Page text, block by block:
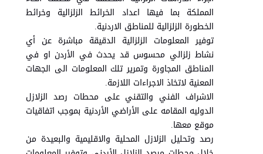
المملكة بما فيها اعداد الخرائط الزلزالية وخرائط
الخطورة الزلزالية للمناطق الاردنية.
توفير المعلومات الزلزالية الدقيقة مباشرة عن أي
نشاط زلزالي محسوس قد يحدث في الأردن او في
المناطق المجاورة وتمرير تلك المعلومات الى الجهات
المعنية لاتخاذ الاجراءات اللازمة.
الاشراف الفني والتقني على محطات رصد الزلازل
الدوليه المقامه على الأراضي الأردنية بموجب اتفاقيات
موقع معها.
رصد وتحليل الزلازل المحلية والاقليمية والبعيدة من